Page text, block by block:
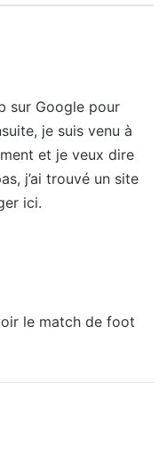
sur Google pour
je suis venu à
et je veux dire
j’ai trouvé un site
ici.
le match de foot